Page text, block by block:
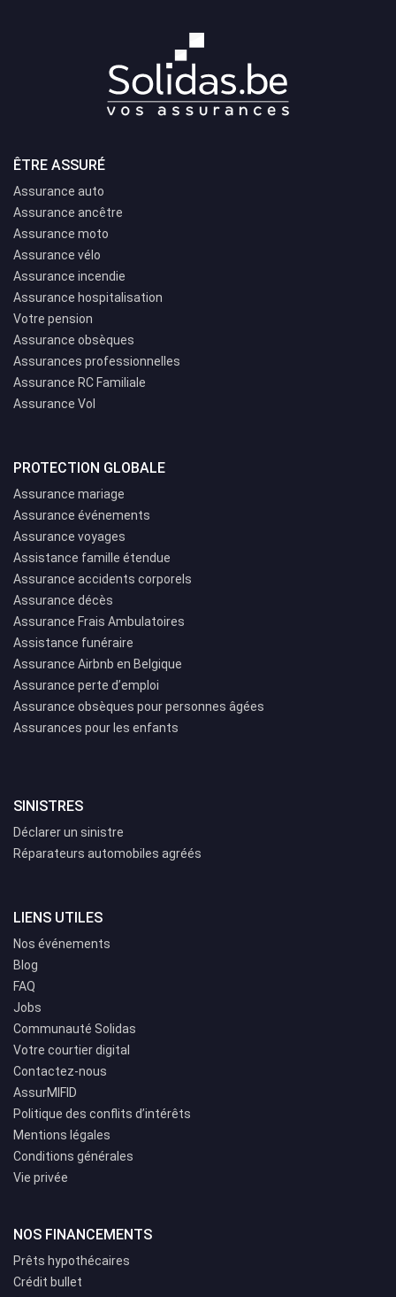
ÊTRE ASSURÉ
Assurance auto
Assurance ancêtre
Assurance moto
Assurance vélo
Assurance incendie
Assurance hospitalisation
Votre pension
Assurance obsèques
Assurances professionnelles
Assurance RC Familiale
Assurance Vol
PROTECTION GLOBALE
Assurance mariage
Assurance événements
Assurance voyages
Assistance famille étendue
Assurance accidents corporels
Assurance décès
Assurance Frais Ambulatoires
Assistance funéraire
Assurance Airbnb en Belgique
Assurance perte d’emploi
Assurance obsèques pour personnes âgées
Assurances pour les enfants
SINISTRES
Déclarer un sinistre
Réparateurs automobiles agréés
LIENS UTILES
Nos événements
Blog
FAQ
Jobs
Communauté Solidas
Votre courtier digital
Contactez-nous
AssurMIFID
Politique des conflits d’intérêts
Mentions légales
Conditions générales
Vie privée
NOS FINANCEMENTS
Prêts hypothécaires
Crédit bullet